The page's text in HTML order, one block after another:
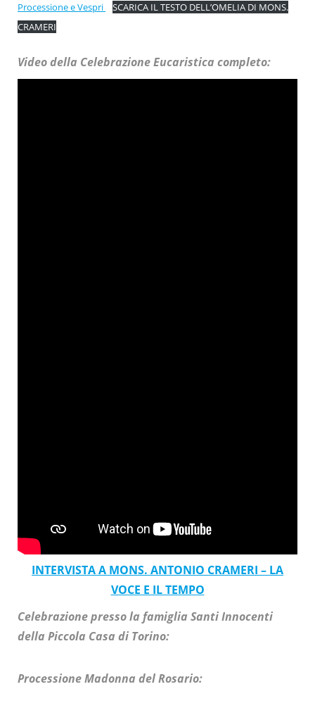
Processione e Vespri
SCARICA IL TESTO DELL’OMELIA DI MONS.
CRAMERI
Video della Celebrazione Eucaristica completo:
INTERVISTA A MONS. ANTONIO CRAMERI – LA
VOCE E IL TEMPO
Celebrazione presso la famiglia Santi Innocenti
della Piccola Casa di Torino:
Processione Madonna del Rosario: